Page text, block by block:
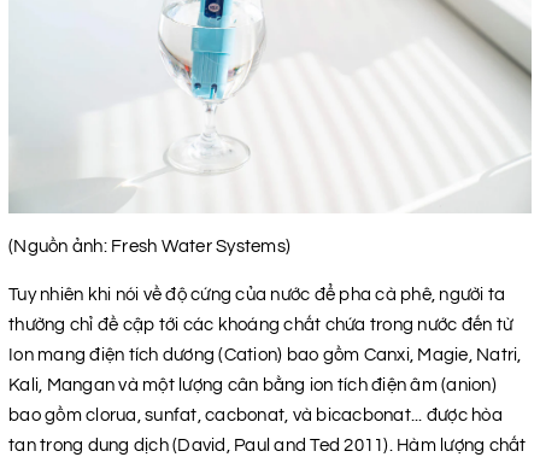
(Nguồn ảnh: Fresh Water Systems)
Tuy nhiên khi nói về độ cứng của nước để pha cà phê, người ta
thường chỉ đề cập tới các khoáng chất chứa trong nước đến từ
Ion mang điện tích dương (Cation) bao gồm Canxi, Magie, Natri,
Kali, Mangan và một lượng cân bằng ion tích điện âm (anion)
bao gồm clorua, sunfat, cacbonat, và bicacbonat... được hòa
tan trong dung dịch (David, Paul and Ted 2011). Hàm lượng chất